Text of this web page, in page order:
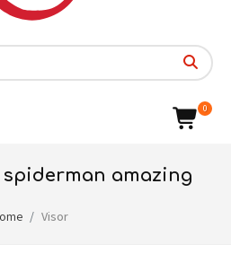
0
spiderman amazing
Visor